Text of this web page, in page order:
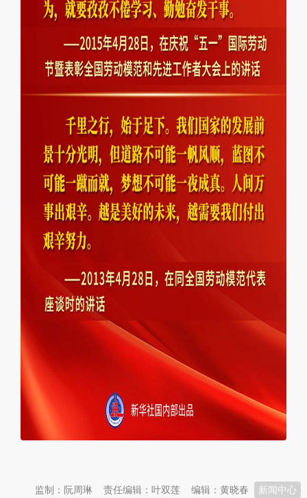
新闻中心
编辑：黄晓春
责任编辑：叶双莲
监制：阮周琳